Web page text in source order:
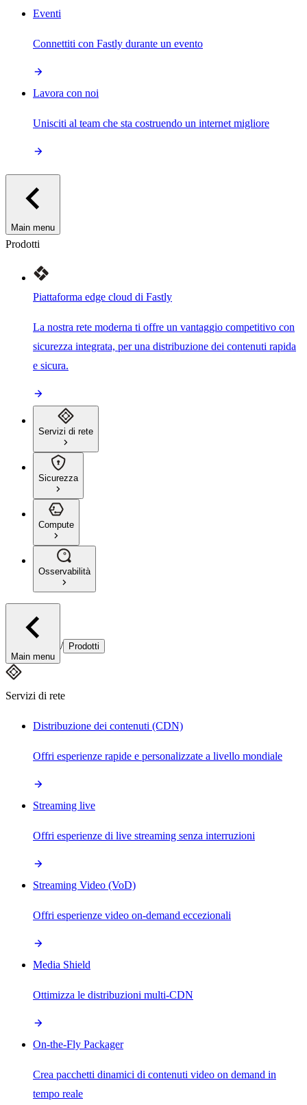
Eventi
Connettiti con Fastly durante un evento
Lavora con noi
Unisciti al team che sta costruendo un internet migliore
Main menu
Prodotti
Piattaforma edge cloud di Fastly
La nostra rete moderna ti offre un vantaggio competitivo con
sicurezza integrata, per una distribuzione dei contenuti rapida
e sicura.
Servizi di rete
Sicurezza
Compute
Osservabilità
Main menu
/ Prodotti
Servizi di rete
Distribuzione dei contenuti (CDN)
Offri esperienze rapide e personalizzate a livello mondiale
Streaming live
Offri esperienze di live streaming senza interruzioni
Streaming Video (VoD)
Offri esperienze video on-demand eccezionali
Media Shield
Ottimizza le distribuzioni multi-CDN
On-the-Fly Packager
Crea pacchetti dinamici di contenuti video on demand in
tempo reale